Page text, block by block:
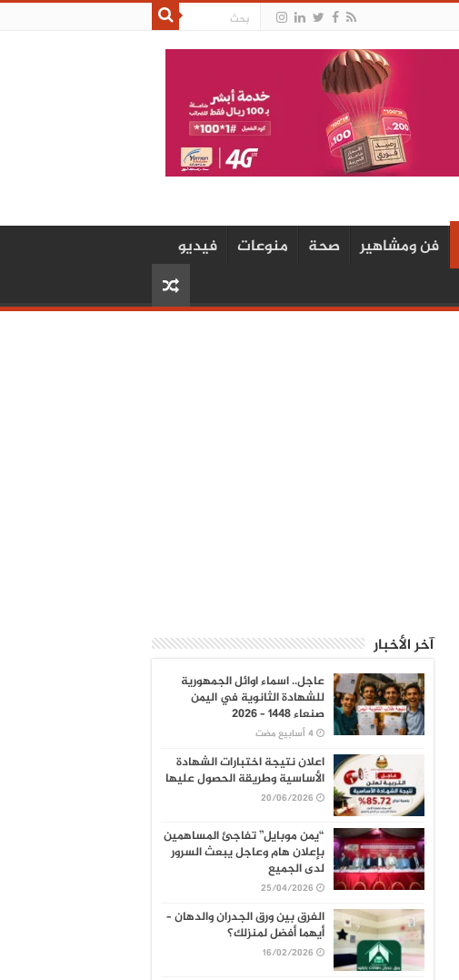
فن ومشاهير صحة منوعات فيديو
آخر الأخبار
عاجل.. اسماء اوائل الجمهورية
للشهادة الثانوية في اليمن
صنعاء 1448 – 2026
اعلان نتيجة اختبارات الشهادة
الأساسية وطريقة الحصول عليها
20/06/2026
“يمن موبايل” تفاجئ المساهمين
بإعلان هام وعاجل يبعث السرور
لدى الجميع
25/04/2026
الفرق بين ورق الجدران والدهان –
أيهما أفضل لمنزلك؟
16/02/2026